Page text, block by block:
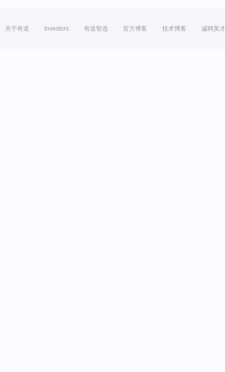
关于有道 Investors 有道智选 官方博客 技术博客 诚聘英才